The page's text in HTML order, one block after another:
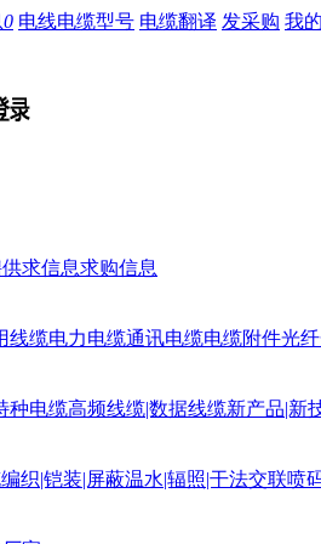
0 电线电缆型号 电缆翻译 发采购 我
供求信息求购信息
线缆电力电缆通讯电缆电缆附件光
种电缆高频线缆|数据线缆新产品|新
编织|铠装|屏蔽温水|辐照|干法交联喷